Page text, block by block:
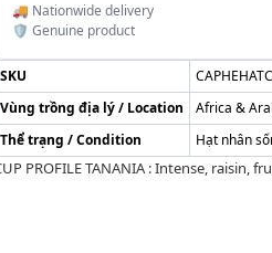
🚚 Nationwide delivery
🛡️ Genuine product
SKU
Vùng trồng địa lý / Location
Africa &
Thể trạng / Condition
Hạt nhân
PROFILE TANANIA : Intense, raisin,